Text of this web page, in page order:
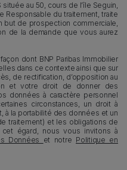
au 50, cours de l’île Seguin,
Responsable du traitement, traite
but de prospection commerciale,
de la demande que vous aurez
dont BNP Paribas Immobilier
dans ce contexte ainsi que sur
de rectification, d’opposition au
et votre droit de donner des
données à caractère personnel
circonstances, un droit à
à la portabilité des données et un
traitement) et les obligations de
cet égard, nous vous invitons à
Données et notre Politique en